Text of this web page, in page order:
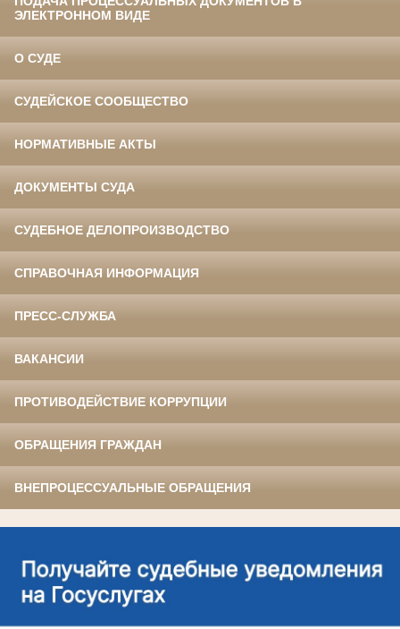
ЭЛЕКТРОННОМ ВИДЕ
О СУДЕ
СУДЕЙСКОЕ СООБЩЕСТВО
НОРМАТИВНЫЕ АКТЫ
ДОКУМЕНТЫ СУДА
СУДЕБНОЕ ДЕЛОПРОИЗВОДСТВО
СПРАВОЧНАЯ ИНФОРМАЦИЯ
ПРЕСС-СЛУЖБА
ВАКАНСИИ
ПРОТИВОДЕЙСТВИЕ КОРРУПЦИИ
ОБРАЩЕНИЯ ГРАЖДАН
ВНЕПРОЦЕССУАЛЬНЫЕ ОБРАЩЕНИЯ